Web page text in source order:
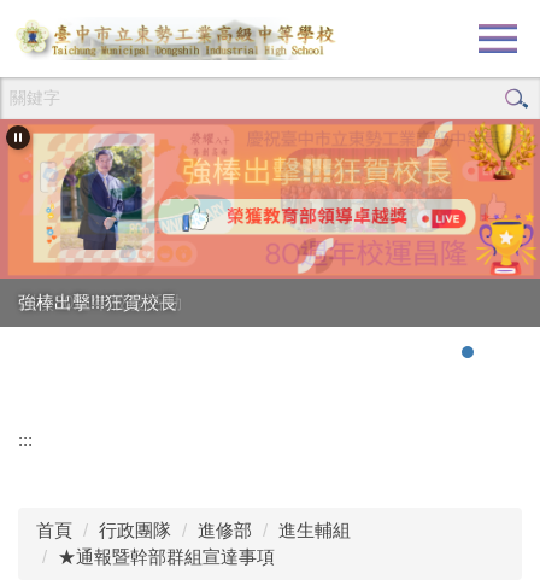
跳
到
要
內
容
區
創校80週年校慶活動
強棒出擊!!!狂賀校長
:::
首頁 行政團隊 進修部
進生輔組
★通報暨幹部群組宣達事項